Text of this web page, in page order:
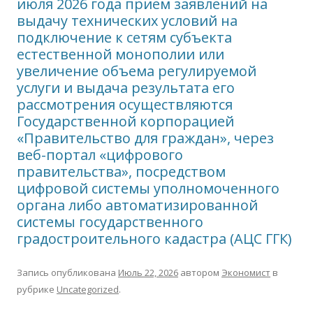
июля 2026 года прием заявлений на
выдачу технических условий на
подключение к сетям субъекта
естественной монополии или
увеличение объема регулируемой
услуги и выдача результата его
рассмотрения осуществляются
Государственной корпорацией
«Правительство для граждан», через
веб-портал «цифрового
правительства», посредством
цифровой системы уполномоченного
органа либо автоматизированной
системы государственного
градостроительного кадастра (АЦС ГГК)
Запись опубликована Июль 22, 2026 автором Экономист в
рубрике Uncategorized.